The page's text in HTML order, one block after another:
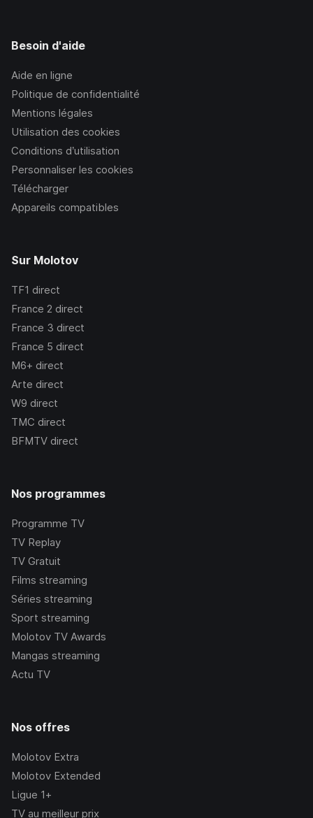
Besoin d'aide
Aide en ligne
Politique de confidentialité
Mentions légales
Utilisation des cookies
Conditions d’utilisation
Personnaliser les cookies
Télécharger
Appareils compatibles
Sur Molotov
TF1 direct
France 2 direct
France 3 direct
France 5 direct
M6+ direct
Arte direct
W9 direct
TMC direct
BFMTV direct
Nos programmes
Programme TV
TV Replay
TV Gratuit
Films streaming
Séries streaming
Sport streaming
Molotov TV Awards
Mangas streaming
Actu TV
Nos offres
Molotov Extra
Molotov Extended
Ligue 1+
TV au meilleur prix